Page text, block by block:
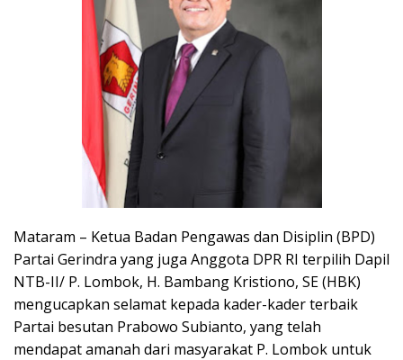
Mataram – Ketua Badan Pengawas dan Disiplin (BPD)
Partai Gerindra yang juga Anggota DPR RI terpilih Dapil
NTB-II/ P. Lombok, H. Bambang Kristiono, SE (HBK)
mengucapkan selamat kepada kader-kader terbaik
Partai besutan Prabowo Subianto, yang telah
mendapat amanah dari masyarakat P. Lombok untuk